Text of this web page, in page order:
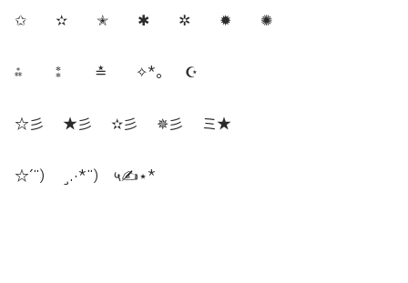
✩ ✫ ✭ ✱ ✲ ✹ ✺
⁂ ⁑ ≛ ✧︎*。 ☪
☆彡 ★彡 ✫彡 ✵彡 ミ★
☆´¨) ¸.·*¨) ५✍⋆*